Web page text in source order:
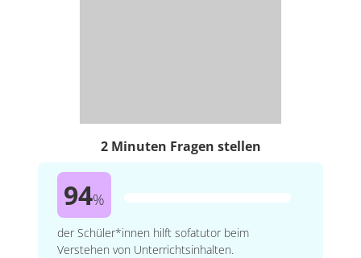
2 Minuten Fragen stellen
94%
der Schüler*innen hilft sofatutor beim
Verstehen von Unterrichtsinhalten.